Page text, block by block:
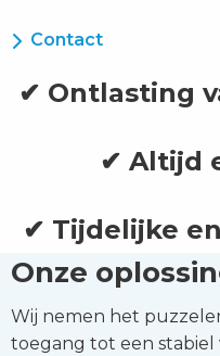
Contact
✔ Ontlasting
✔ Altijd
✔ Tijdelijke
Onze
Wij nemen het
toegang tot een stabiel